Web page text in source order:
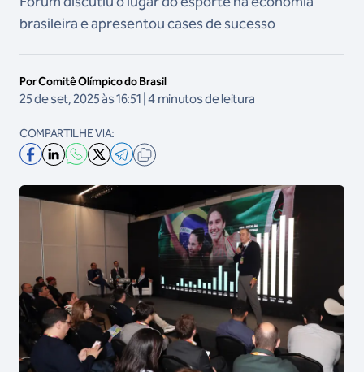
brasileira e apresentou cases de sucesso
Por Comitê Olímpico do Brasil
25 de set, 2025 às 16:51 | 4 minutos de leitura
COMPARTILHE VIA: